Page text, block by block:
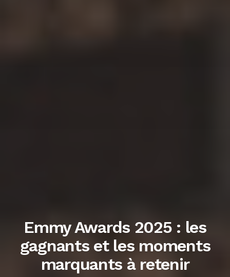
Emmy Awards 2025 : les
gagnants et les moments
marquants à retenir